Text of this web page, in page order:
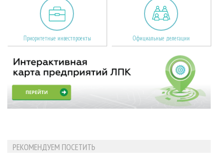
Приоритетные инвестпроекты Официальные делегации
РЕКОМЕНДУЕМ ПОСЕТИТЬ